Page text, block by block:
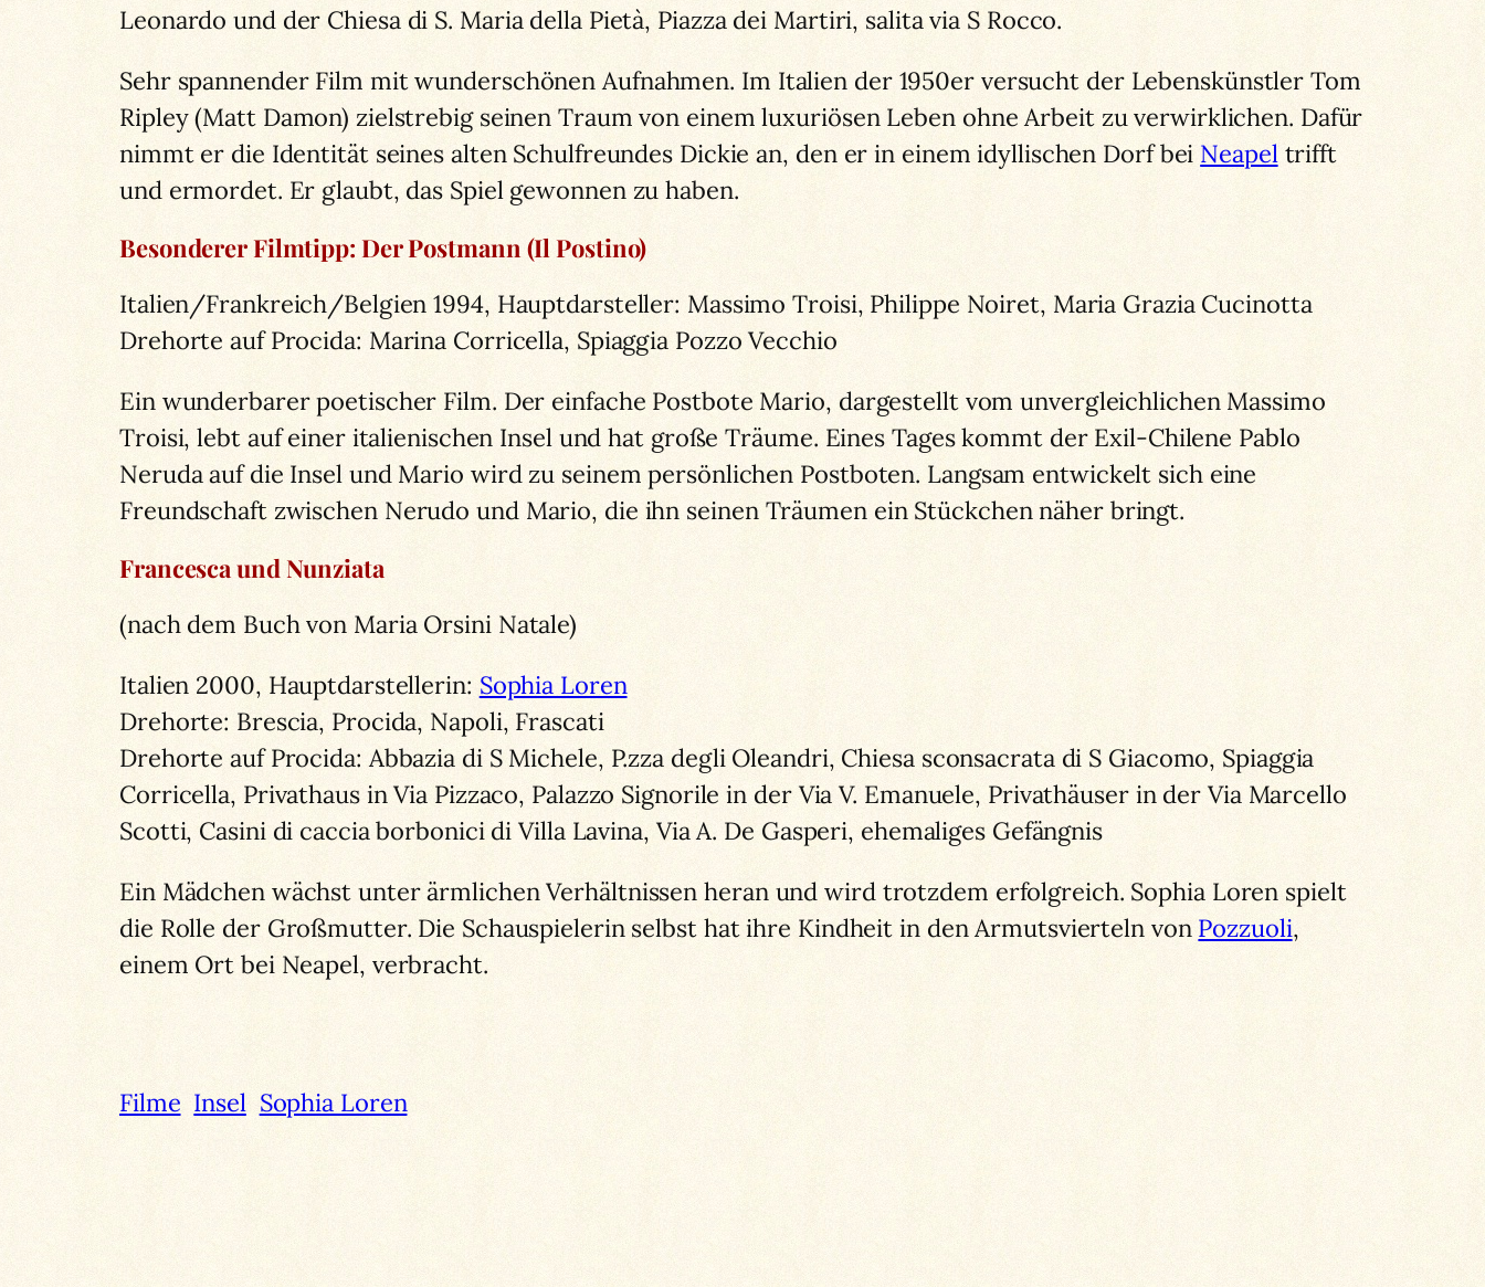
Leonardo und der Chiesa di S. Maria della Pietà, Piazza dei Martiri, salita via S Rocco.
Sehr spannender Film mit wunderschönen Aufnahmen. Im Italien der 1950er versucht der Lebenskünstler Tom
Ripley (Matt Damon) zielstrebig seinen Traum von einem luxuriösen Leben ohne Arbeit zu verwirklichen. Dafür
nimmt er die Identität seines alten Schulfreundes Dickie an, den er in einem idyllischen Dorf bei Neapeltrifft
und ermordet. Er glaubt, das Spiel gewonnen zu haben.
Besonderer Filmtipp: Der Postmann (Il Postino)
Italien/Frankreich/Belgien 1994, Hauptdarsteller: Massimo Troisi, Philippe Noiret, Maria Grazia Cucinotta
Drehorte auf Procida: Marina Corricella, Spiaggia Pozzo Vecchio
Ein wunderbarer poetischer Film. Der einfache Postbote Mario, dargestellt vom unvergleichlichen Massimo
Troisi, lebt auf einer italienischen Insel und hat große Träume. Eines Tages kommt der Exil-Chilene Pablo
Neruda auf die Insel und Mario wird zu seinem persönlichen Postboten. Langsam entwickelt sich eine
Freundschaft zwischen Nerudo und Mario, die ihn seinen Träumen ein Stückchen näher bringt.
Francesca und Nunziata
(nach dem Buch von Maria Orsini Natale)
Italien 2000, Hauptdarstellerin: Sophia Loren
Drehorte: Brescia, Procida, Napoli, Frascati
Drehorte auf Procida: Abbazia di S Michele, P.zza degli Oleandri, Chiesa sconsacrata di S Giacomo, Spiaggia
Corricella, Privathaus in Via Pizzaco, Palazzo Signorile in der Via V. Emanuele, Privathäuser in der Via Marcello
Scotti, Casini di caccia borbonici di Villa Lavina, Via A. De Gasperi, ehemaliges Gefängnis
Ein Mädchen wächst unter ärmlichen Verhältnissen heran und wird trotzdem erfolgreich. Sophia Loren spielt
die Rolle der Großmutter. Die Schauspielerin selbst hat ihre Kindheit in den Armutsvierteln von Pozzuoli,
einem Ort bei Neapel, verbracht.
Filme Insel Sophia Loren